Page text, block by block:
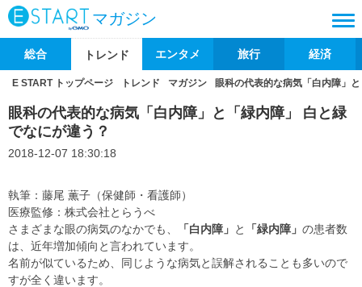
マガジン
総合 トレンド エンタメ 旅行 経済
E START トップページ トレンド マガジン 眼科の代表的な病気「白内障」
眼科の代表的な病気「白内障」と「緑内障」 白と緑
でなにが違う？
2018-12-07 18:30:18
執筆：藤尾 薫子（保健師・看護師）
医療監修：株式会社とらうべ
さまざまな眼の病気のなかでも、
「白内障」 と 「緑内障」 の患者数
は、近年増加傾向と言われています。
名前が似ているため、同じような病気と誤解されることも多いので
すが全く違います。